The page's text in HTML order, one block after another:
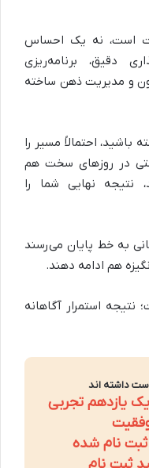
است، نه یک احساس
دقیق، برنامه‌ریزی
و مدیریت ذهن ساخته
باشید، احتمالاً مسیر را
حتی در روزهای سخت هم
نتیجه نهایی شما را
به خط پایان می‌رسند
هم ادامه دهند.
استمرار آگاهانه
داشته اند
یازدهم تجربی
ثبت نام شده
ثبت نام